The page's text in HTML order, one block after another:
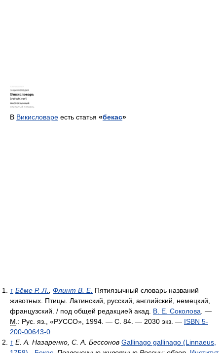
В Викисловаре есть статья «бекас»
↑ Бёме Р. Л., Флинт В. Е. Пятиязычный словарь названий
животных. Птицы. Латинский, русский, английский, немецкий,
французский. / под общей редакцией акад. В. Е. Соколова. —
М.: Рус. яз., «РУССО», 1994. — С. 84. — 2030 экз. — ISBN 5-
200-00643-0
↑ Е. А. Назаренко, С. А. Бессонов Gallinago gallinago (Linnaeus,